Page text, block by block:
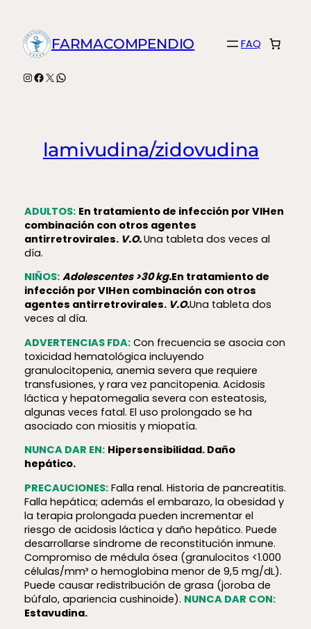
contenidoFARMACOMPENDIO FAQ
Instagram
Facebook
X WhatsApp
lamivudina/zidovudina
ADULTOS: En tratamiento de infección por VIHen
combinación con otros agentes
antirretrovirales. V.O.Una tableta dos veces al
día.
NIÑOS: Adolescentes >30 kg.En tratamiento de
infección por VIHen combinación con otros
agentes antirretrovirales. V.O.Una tableta dos
veces al día.
ADVERTENCIAS FDA:Con frecuencia se asocia con
toxicidad hematológica incluyendo
granulocitopenia, anemia severa que requiere
transfusiones, y rara vez pancitopenia. Acidosis
láctica y hepatomegalia severa con esteatosis,
algunas veces fatal. El uso prolongado se ha
asociado con miositis y miopatía.
NUNCA DAR EN: Hipersensibilidad. Daño
hepático.
PRECAUCIONES:Falla renal. Historia de pancreatitis.
Falla hepática; además el embarazo, la obesidad y
la terapia prolongada pueden incrementar el
riesgo de acidosis láctica y daño hepático. Puede
desarrollarse síndrome de reconstitución inmune.
Compromiso de médula ósea (granulocitos <1.000
células/mm³ o hemoglobina menor de 9,5 mg/dL).
Puede causar redistribución de grasa (joroba de
búfalo, apariencia cushinoide). NUNCA DAR CON:
Estavudina.